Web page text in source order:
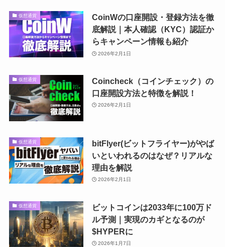
仮想通貨
CoinWの口座開設・登録方法を徹
底解説｜本人確認（KYC）認証か
らキャンペーン情報も紹介
2026年2月1日
仮想通貨
Coincheck（コインチェック）の
口座開設方法と特徴を解説！
2026年2月1日
仮想通貨
bitFlyer(ビットフライヤー)がやば
いといわれるのはなぜ？リアルな
理由を解説
2026年2月1日
仮想通貨
ビットコインは2033年に100万ド
ル予測｜実現のカギとなるのが
$HYPERに
2026年1月7日